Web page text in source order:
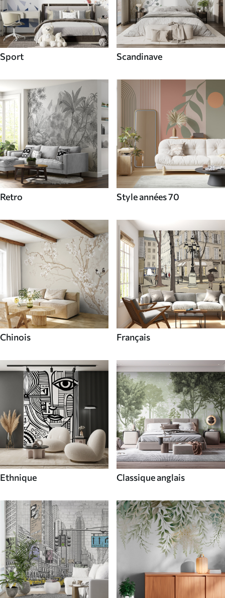
Sport Scandinave
Retro Style années 70
Chinois Français
Ethnique Classique anglais